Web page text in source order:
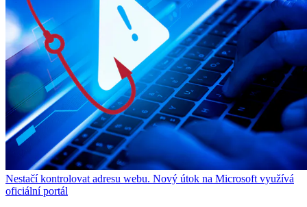
Nestačí kontrolovat adresu webu. Nový útok na Microsoft využívá
oficiální portál